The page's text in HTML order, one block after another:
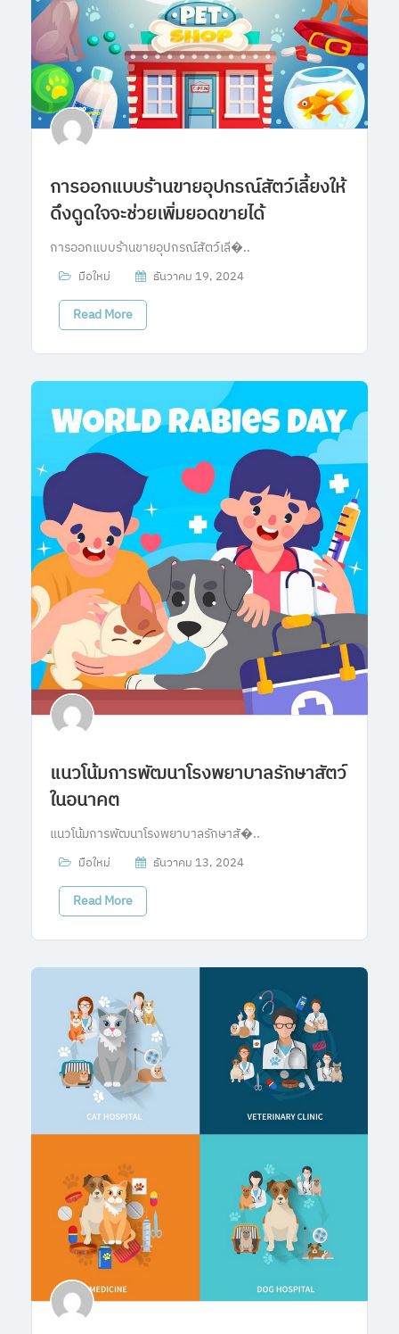
การออกแบบร้านขายอุปกรณ์สัตว์เลี้ยงให้
ดึงดูดใจจะช่วยเพิ่มยอดขายได้
การออกแบบร้านขายอุปกรณ์สัตว์เลี�..
มือใหม่ ธันวาคม 19, 2024
Read More
แนวโน้มการพัฒนาโรงพยาบาลรักษาสัตว์
ในอนาคต
แนวโน้มการพัฒนาโรงพยาบาลรักษาสั�..
มือใหม่ ธันวาคม 13, 2024
Read More